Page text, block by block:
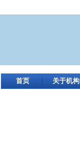
首页 关于机构